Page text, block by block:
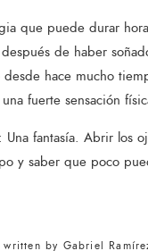
que puede durar
de haber
hace mucho
fuerte sensación
fantasía. Abrir los
y saber que poco
written by Gabriel